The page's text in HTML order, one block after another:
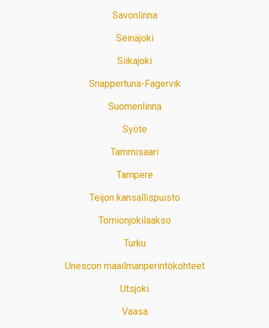
Savonlinna
Seinäjoki
Siikajoki
Snappertuna-Fagervik
Suomenlinna
Syöte
Tammisaari
Tampere
Teijon kansallispuisto
Tornionjokilaakso
Turku
Unescon maailmanperintökohteet
Utsjoki
Vaasa